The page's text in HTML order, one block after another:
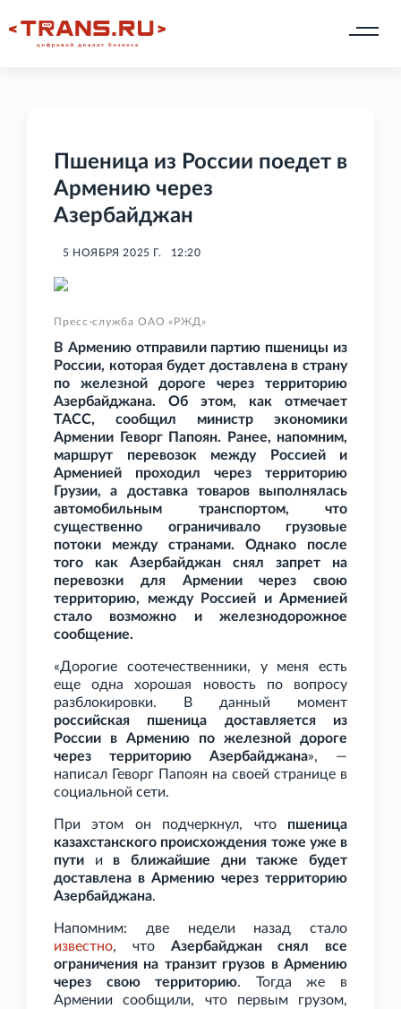
Пшеница из России поедет в
Армению через
Азербайджан
5 НОЯБРЯ 2025 Г. 12:20
Пресс-служба ОАО «РЖД»
В Армению отправили партию пшеницы из
России, которая будет доставлена в страну
по железной дороге через территорию
Азербайджана. Об этом, как отмечает
ТАСС, сообщил министр экономики
Армении Геворг Папоян. Ранее, напомним,
маршрут перевозок между Россией и
Арменией проходил через территорию
Грузии, а доставка товаров выполнялась
автомобильным транспортом, что
существенно ограничивало грузовые
потоки между странами. Однако после
того как Азербайджан снял запрет на
перевозки для Армении через свою
территорию, между Россией и Арменией
стало возможно и железнодорожное
сообщение.
«Дорогие соотечественники, у меня есть
еще одна хорошая новость по вопросу
разблокировки. В данный момент
российская пшеница доставляется из
России в Армению по железной дороге
через территорию Азербайджана», —
написал Геворг Папоян на своей странице в
социальной сети.
При этом он подчеркнул, что пшеница
казахстанского происхождения тоже уже в
пути и в ближайшие дни также будет
доставлена в Армению через территорию
Азербайджана.
Напомним: две недели назад стало
известно, что Азербайджан снял все
ограничения на транзит грузов в Армению
через свою территорию. Тогда же в
Армении сообщили, что первым грузом,